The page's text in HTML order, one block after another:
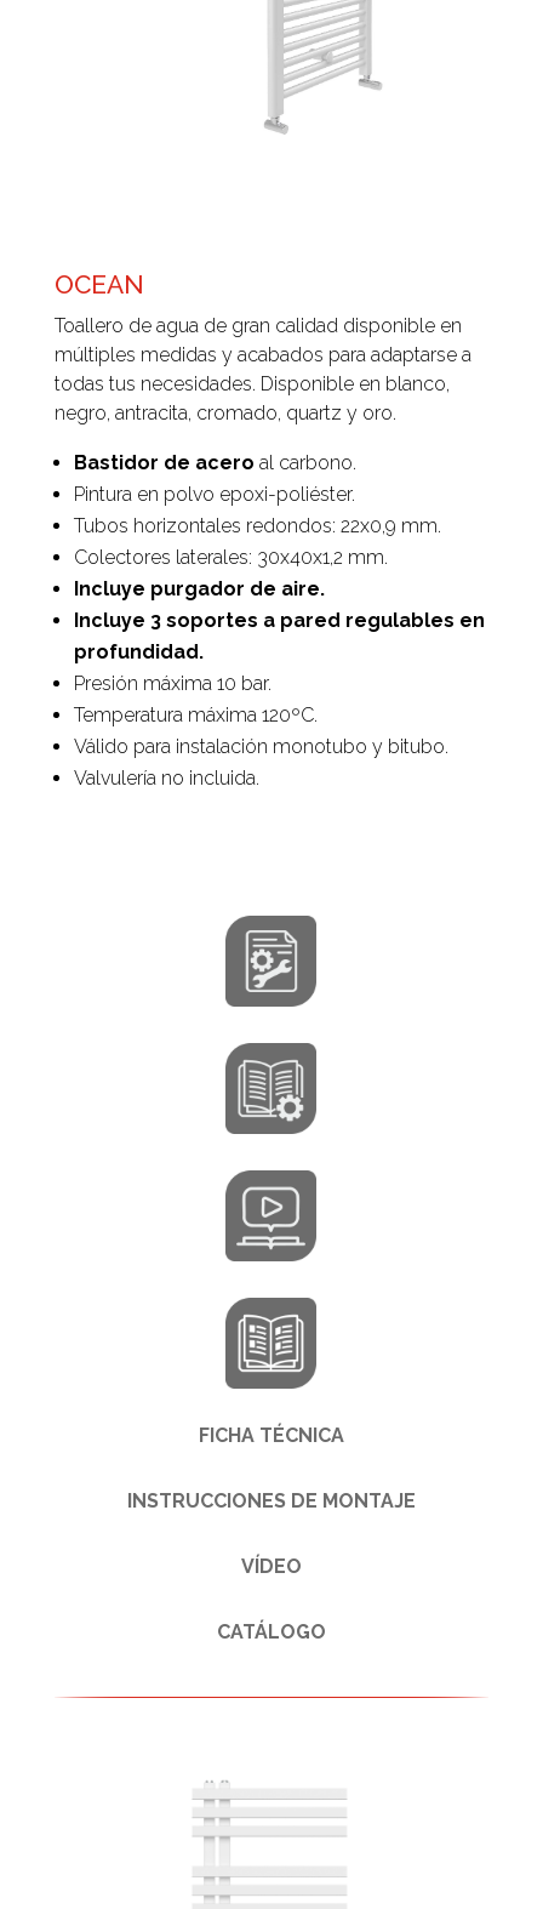
OCEAN
Toallero de agua de gran calidad disponible en
múltiples medidas y acabados para adaptarse a
todas tus necesidades. Disponible en blanco,
negro, antracita, cromado, quartz y oro.
Bastidor de acero al carbono.
Pintura en polvo epoxi-poliéster.
Tubos horizontales redondos: 22x0,9 mm.
Colectores laterales: 30x40x1,2 mm.
Incluye purgador de aire.
Incluye 3 soportes a pared regulables en
profundidad.
Presión máxima 10 bar.
Temperatura máxima 120ºC.
Válido para instalación monotubo y bitubo.
Valvulería no incluida.
FICHA TÉCNICA
INSTRUCCIONES DE MONTAJE
VÍDEO
CATÁLOGO